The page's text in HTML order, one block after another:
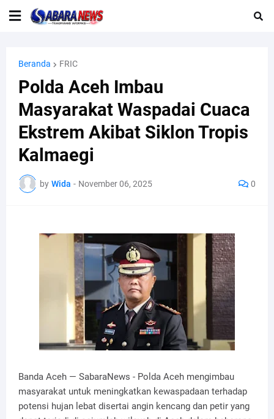
Beranda FRIC
Polda Aceh Imbau
Masyarakat Waspadai Cuaca
Ekstrem Akibat Siklon Tropis
Kalmaegi
by Wida - November 06, 2025 0
Banda Aceh — SabaraNews - Polda Aceh mengimbau
masyarakat untuk meningkatkan kewaspadaan terhadap
potensi hujan lebat disertai angin kencang dan petir yang